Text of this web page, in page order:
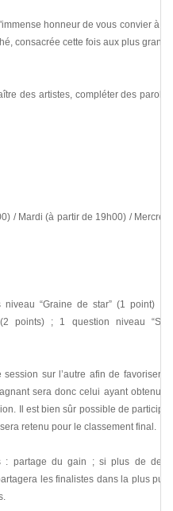
honneur de vous convier à sa
consacrée cette fois aux plus grands
des artistes, compléter des paroles
/ Mardi (à partir de 19h00) / Mercredi
“Graine de star” (1 point) ; 2
points) ; 1 question niveau “Star
sur l’autre afin de favoriser la
sera donc celui ayant obtenu le
Il est bien sûr possible de participer
retenu pour le classement final.
: partage du gain ; si plus de deux
les finalistes dans la plus pure